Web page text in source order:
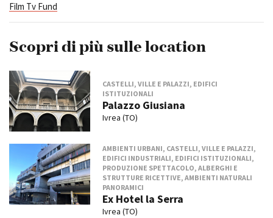
Film Tv Fund
Scopri di più sulle location
CASTELLI, VILLE E PALAZZI, EDIFICI
ISTITUZIONALI
Palazzo Giusiana
Ivrea (TO)
AMBIENTI URBANI, CASTELLI, VILLE E PALAZZI,
EDIFICI INDUSTRIALI, EDIFICI ISTITUZIONALI,
PRODUZIONE SPETTACOLO, ALBERGHI E
STRUTTURE RICETTIVE, AMBIENTI NATURALI
PANORAMICI
Ex Hotel la Serra
Ivrea (TO)